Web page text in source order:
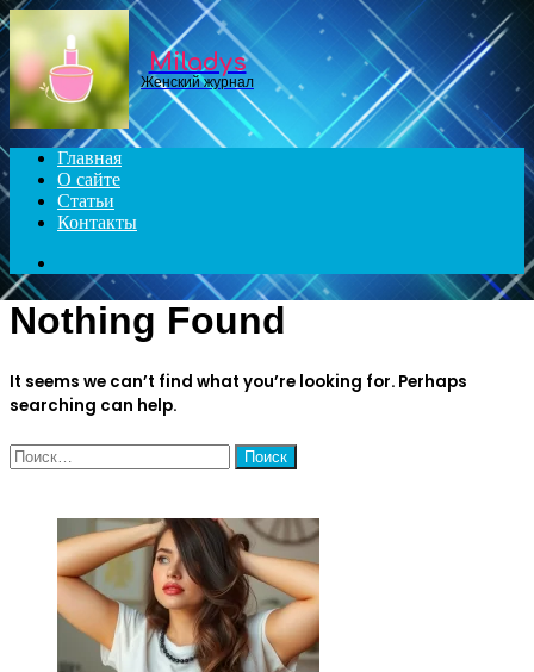
Menu
Miladys
Женский журнал
Главная
О сайте
Статьи
Контакты
Nothing Found
It seems we can’t find what you’re looking for. Perhaps
searching can help.
Найти: